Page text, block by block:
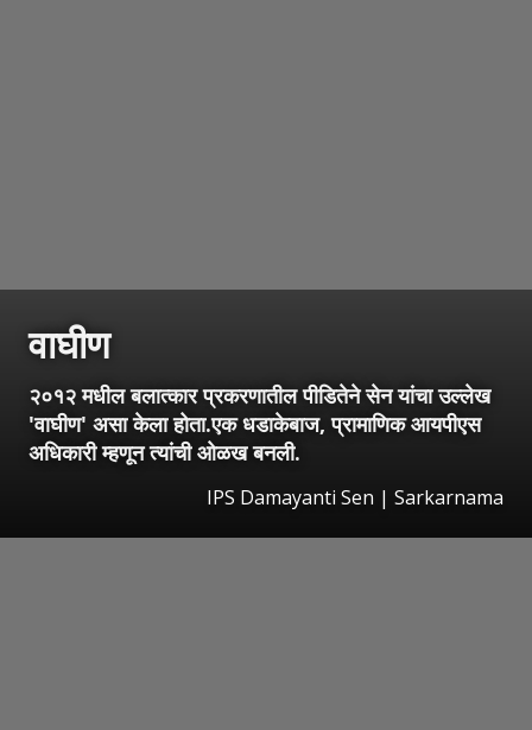
वाघीण
२०१२ मधील बलात्कार प्रकरणातील पीडितेने सेन यांचा उल्लेख
'वाघीण' असा केला होता.एक धडाकेबाज, प्रामाणिक आयपीएस
अधिकारी म्हणून त्यांची ओळख बनली.
IPS Damayanti Sen | Sarkarnama